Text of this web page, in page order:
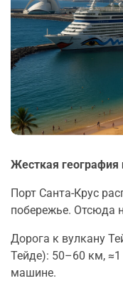
Жесткая
Порт Санта-Крус
побережье. Отсюда
Дорога к вулкану
Тейде): 50–60 км, ≈1
машине.